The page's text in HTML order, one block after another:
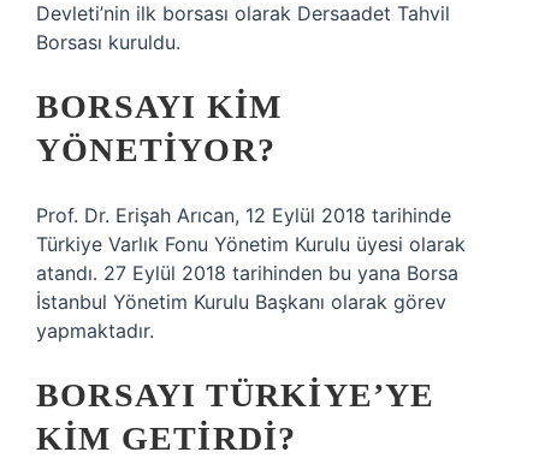
Devleti’nin ilk borsası olarak Dersaadet Tahvil
Borsası kuruldu.
BORSAYI KIM
YÖNETIYOR?
Prof. Dr. Erişah Arıcan, 12 Eylül 2018 tarihinde
Türkiye Varlık Fonu Yönetim Kurulu üyesi olarak
atandı. 27 Eylül 2018 tarihinden bu yana Borsa
İstanbul Yönetim Kurulu Başkanı olarak görev
yapmaktadır.
BORSAYI TÜRKIYE’YE
KIM GETIRDI?